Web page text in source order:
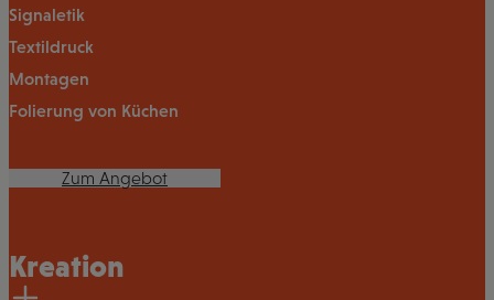
Signaletik
Textildruck
Montagen
Folierung von Küchen
Zum Angebot
Kreation